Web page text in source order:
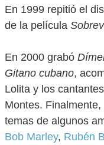
En 1999 repitió el
de la película
En 2000 grabó
Gitano cubano,
Lolita y los
Montes. Finalmente,
temas de algunos
Bob Marley, Rubén